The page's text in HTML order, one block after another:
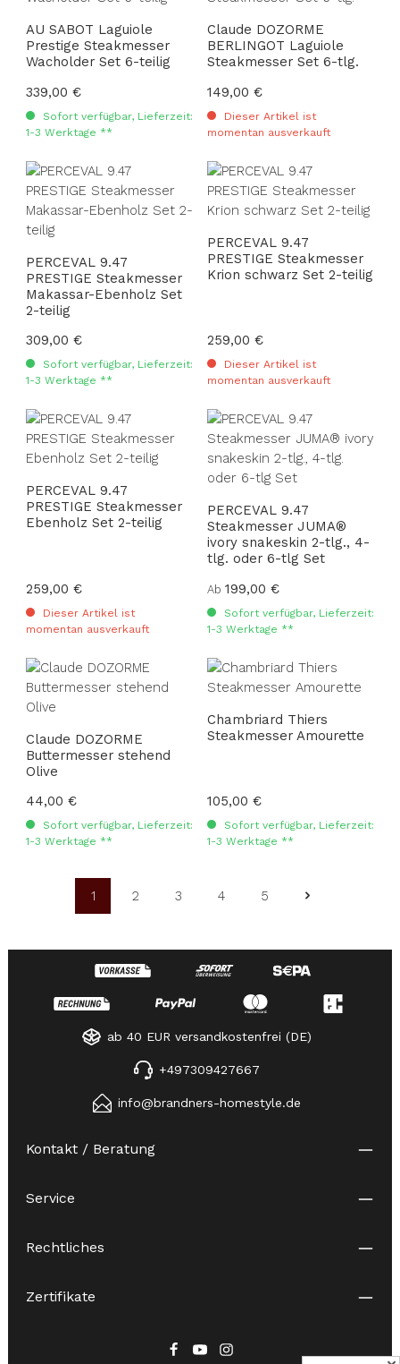
AU SABOT Laguiole
Prestige Steakmesser
Wacholder Set 6-teilig
Regulärer Preis:
339,00 €
Sofort verfügbar, Lieferzeit:
1-3 Werktage **
Claude DOZORME
BERLINGOT Laguiole
Steakmesser Set 6-tlg.
Regulärer Preis:
149,00 €
Dieser Artikel ist
momentan ausverkauft
PERCEVAL 9.47
PRESTIGE Steakmesser
Makassar-Ebenholz Set
2-teilig
Regulärer Preis:
309,00 €
Sofort verfügbar, Lieferzeit:
1-3 Werktage **
PERCEVAL 9.47
PRESTIGE Steakmesser
Krion schwarz Set 2-teilig
Regulärer Preis:
259,00 €
Dieser Artikel ist
momentan ausverkauft
PERCEVAL 9.47
PRESTIGE Steakmesser
Ebenholz Set 2-teilig
Regulärer Preis:
259,00 €
Dieser Artikel ist
momentan ausverkauft
PERCEVAL 9.47
Steakmesser JUMA®
ivory snakeskin 2-tlg., 4-
tlg. oder 6-tlg Set
Regulärer Preis:
Ab 199,00 €
Sofort verfügbar, Lieferzeit:
1-3 Werktage **
Claude DOZORME
Buttermesser stehend
Olive
Regulärer Preis:
44,00 €
Sofort verfügbar, Lieferzeit:
1-3 Werktage **
Chambriard Thiers
Steakmesser Amourette
Regulärer Preis:
105,00 €
Sofort verfügbar, Lieferzeit:
1-3 Werktage **
Seite
1
Seite
2
Seite
3
Seite
4
Seite
5
ab 40 EUR versandkostenfrei (DE)
+497309427667
info@brandners-homestyle.de
Kontakt / Beratung
Service
Rechtliches
Zertifikate